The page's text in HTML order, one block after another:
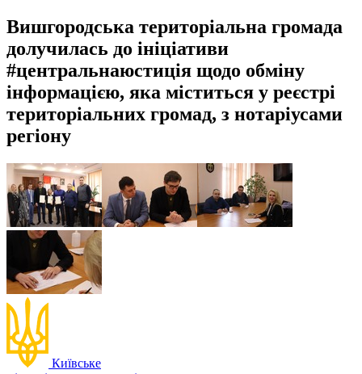
Вишгородська територіальна громада
долучилась до ініціативи
#центральнаюстиція щодо обміну
інформацією, яка міститься у реєстрі
територіальних громад, з нотаріусами
регіону
Київське